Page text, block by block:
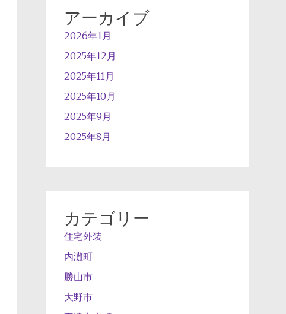
アーカイブ
2026年1月
2025年12月
2025年11月
2025年10月
2025年9月
2025年8月
カテゴリー
住宅外装
内灘町
勝山市
大野市